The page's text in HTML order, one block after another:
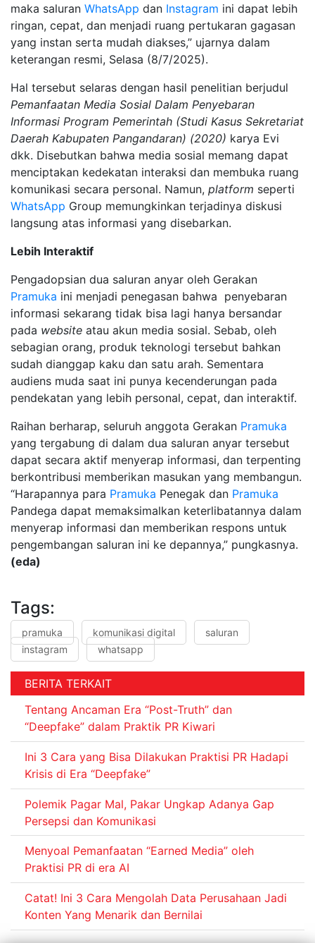
maka saluran WhatsApp dan Instagram ini dapat lebih
ringan, cepat, dan menjadi ruang pertukaran gagasan
yang instan serta mudah diakses,” ujarnya dalam
keterangan resmi, Selasa (8/7/2025).
Hal tersebut selaras dengan hasil penelitian berjudul
Pemanfaatan Media Sosial Dalam Penyebaran
Informasi Program Pemerintah (Studi Kasus Sekretariat
Daerah Kabupaten Pangandaran) (2020) karya Evi
dkk. Disebutkan bahwa media sosial memang dapat
menciptakan kedekatan interaksi dan membuka ruang
komunikasi secara personal. Namun, platform seperti
WhatsApp Group memungkinkan terjadinya diskusi
langsung atas informasi yang disebarkan.
Lebih Interaktif
Pengadopsian dua saluran anyar oleh Gerakan
Pramuka ini menjadi penegasan bahwa penyebaran
informasi sekarang tidak bisa lagi hanya bersandar
pada website atau akun media sosial. Sebab, oleh
sebagian orang, produk teknologi tersebut bahkan
sudah dianggap kaku dan satu arah. Sementara
audiens muda saat ini punya kecenderungan pada
pendekatan yang lebih personal, cepat, dan interaktif.
Raihan berharap, seluruh anggota Gerakan Pramuka
yang tergabung di dalam dua saluran anyar tersebut
dapat secara aktif menyerap informasi, dan terpenting
berkontribusi memberikan masukan yang membangun.
“Harapannya para Pramuka Penegak dan Pramuka
Pandega dapat memaksimalkan keterlibatannya dalam
menyerap informasi dan memberikan respons untuk
pengembangan saluran ini ke depannya,” pungkasnya.
(eda)
Tags:
pramuka komunikasi digital
saluran
instagram
whatsapp
BERITA TERKAIT
Tentang Ancaman Era “Post-Truth” dan
“Deepfake” dalam Praktik PR Kiwari
Ini 3 Cara yang Bisa Dilakukan Praktisi PR Hadapi
Krisis di Era “Deepfake”
Polemik Pagar Mal, Pakar Ungkap Adanya Gap
Persepsi dan Komunikasi
Menyoal Pemanfaatan “Earned Media” oleh
Praktisi PR di era AI
Catat! Ini 3 Cara Mengolah Data Perusahaan Jadi
Konten Yang Menarik dan Bernilai